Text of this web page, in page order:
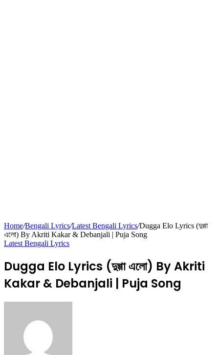
Home/Bengali Lyrics/Latest Bengali Lyrics/Dugga Elo Lyrics (দুগ্গা
এলো) By Akriti Kakar & Debanjali | Puja Song
Latest Bengali Lyrics
Dugga Elo Lyrics (দুগ্গা এলো) By Akriti
Kakar & Debanjali | Puja Song